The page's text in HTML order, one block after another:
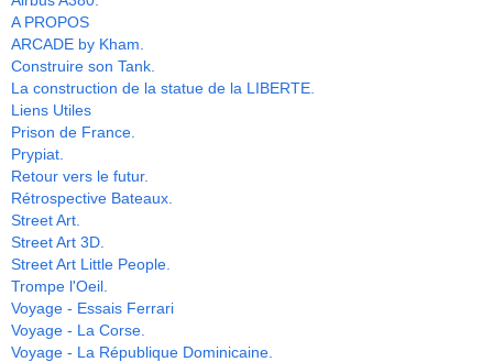
A PROPOS
ARCADE by Kham.
Construire son Tank.
La construction de la statue de la LIBERTE.
Liens Utiles
Prison de France.
Prypiat.
Retour vers le futur.
Rétrospective Bateaux.
Street Art.
Street Art 3D.
Street Art Little People.
Trompe l'Oeil.
Voyage - Essais Ferrari
Voyage - La Corse.
Voyage - La République Dominicaine.